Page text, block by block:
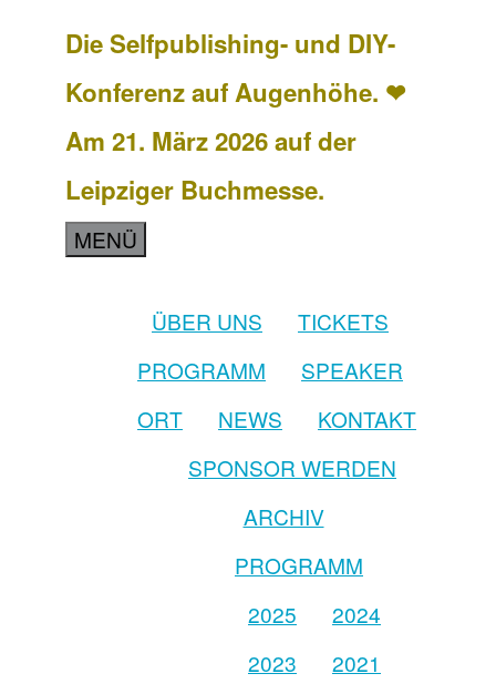
Die Selfpublishing- und DIY-
Konferenz auf Augenhöhe. ❤
Am 21. März 2026 auf der
Leipziger Buchmesse.
MENÜ
ÜBER UNS
TICKETS
PROGRAMM
SPEAKER
ORT
NEWS
KONTAKT
SPONSOR WERDEN
ARCHIV
PROGRAMM
2025
2024
2023
2021